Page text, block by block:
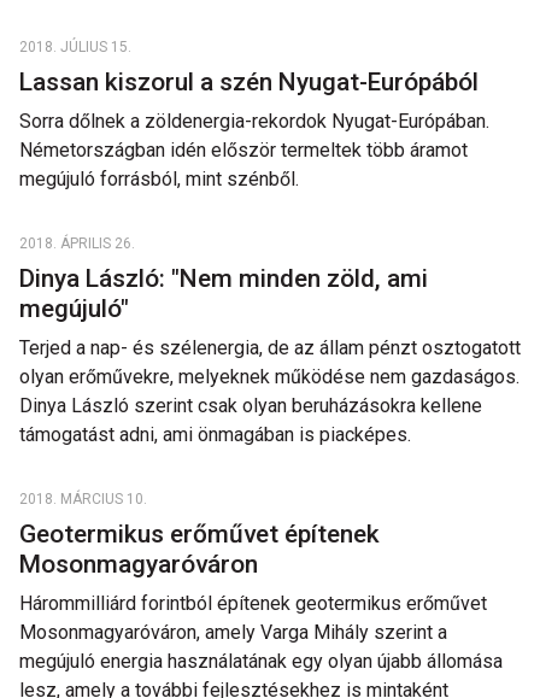
2018. JÚLIUS 15.
Lassan kiszorul a szén Nyugat-Európából
Sorra dőlnek a zöldenergia-rekordok Nyugat-Európában.
Németországban idén először termeltek több áramot
megújuló forrásból, mint szénből.
2018. ÁPRILIS 26.
Dinya László: "Nem minden zöld, ami
megújuló"
Terjed a nap- és szélenergia, de az állam pénzt osztogatott
olyan erőművekre, melyeknek működése nem gazdaságos.
Dinya László szerint csak olyan beruházásokra kellene
támogatást adni, ami önmagában is piacképes.
2018. MÁRCIUS 10.
Geotermikus erőművet építenek
Mosonmagyaróváron
Hárommilliárd forintból építenek geotermikus erőművet
Mosonmagyaróváron, amely Varga Mihály szerint a
megújuló energia használatának egy olyan újabb állomása
lesz, amely a további fejlesztésekhez is mintaként